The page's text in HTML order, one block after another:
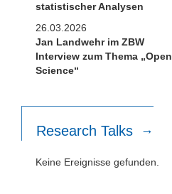
statistischer Analysen
26.03.2026
Jan Landwehr im ZBW
Interview zum Thema „Open
Science“
Research Talks
Keine Ereignisse gefunden.